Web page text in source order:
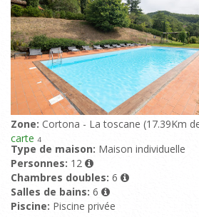
Zone: Cortona - La toscane (17.39Km
carte 4
Type de maison: Maison individuelle
Personnes: 12
Chambres doubles: 6
Salles de bains: 6
Piscine: Piscine privée